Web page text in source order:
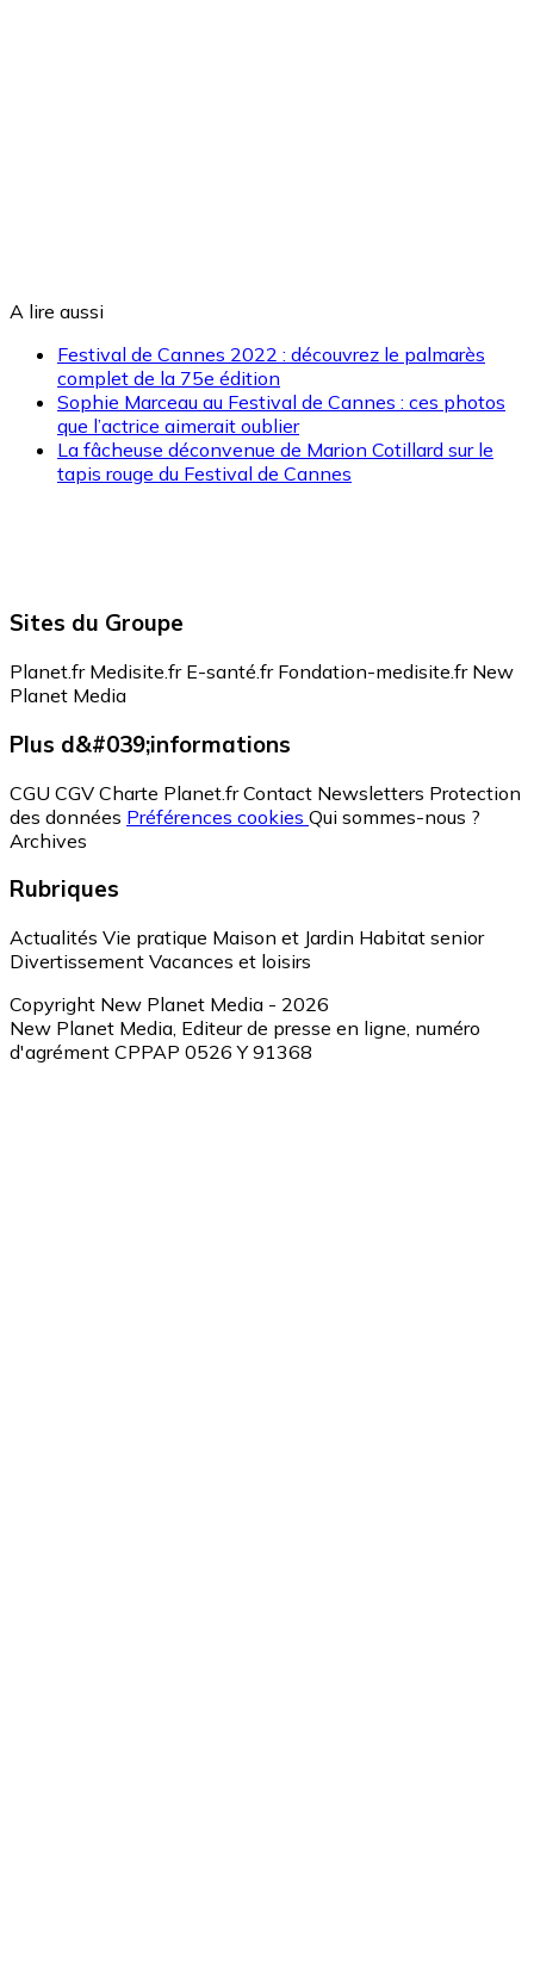
A lire aussi
Festival de Cannes 2022 : découvrez le palmarès
complet de la 75e édition
Sophie Marceau au Festival de Cannes : ces photos
que l’actrice aimerait oublier
La fâcheuse déconvenue de Marion Cotillard sur le
tapis rouge du Festival de Cannes
Sites du Groupe
Planet.fr Medisite.fr E-santé.fr Fondation-medisite.fr New
Planet Media
Plus d&#039;informations
CGU CGV Charte Planet.fr Contact Newsletters Protection
des données Préférences cookies Qui sommes-nous ?
Archives
Rubriques
Actualités Vie pratique Maison et Jardin Habitat senior
Divertissement Vacances et loisirs
Copyright New Planet Media - 2026
New Planet Media, Editeur de presse en ligne, numéro
d'agrément CPPAP 0526 Y 91368